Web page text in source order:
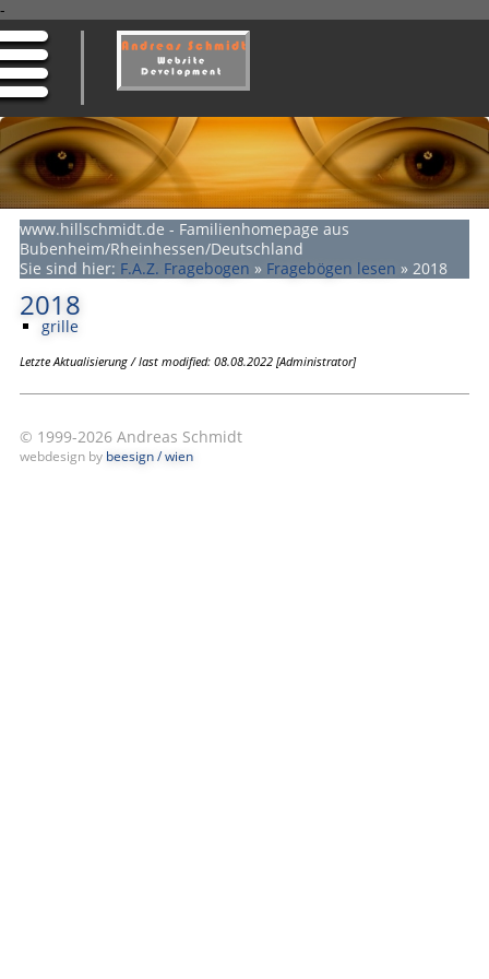
-
www.hillschmidt.de - Familienhomepage aus
Bubenheim/Rheinhessen/Deutschland
Sie sind hier: F.A.Z. Fragebogen » Fragebögen lesen » 2018
2018
grille
Letzte Aktualisierung / last modified: 08.08.2022 [Administrator]
© 1999-2026 Andreas Schmidt
webdesign by beesign / wien